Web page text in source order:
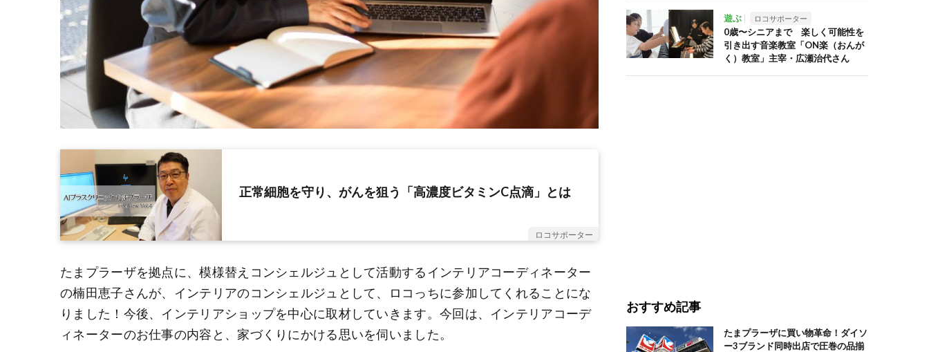
正常細胞を守り、がんを狙う「高濃度ビタミンC点滴」とは
ロコサポーター
たまプラーザを拠点に、模様替えコンシェルジュとして活動するインテリアコーディネーター
の楠田恵子さんが、インテリアのコンシェルジュとして、ロコっちに参加してくれることにな
りました！今後、インテリアショップを中心に取材していきます。今回は、インテリアコーデ
ィネーターのお仕事の内容と、家づくりにかける思いを伺いました。
遊ぶ ロコサポーター
0歳〜シニアまで 楽しく可能性を
引き出す音楽教室「ON楽（おんが
く）教室」主宰・広瀬治代さん
おすすめ記事
たまプラーザに買い物革命！ダイソ
ー3ブランド同時出店で圧巻の品揃